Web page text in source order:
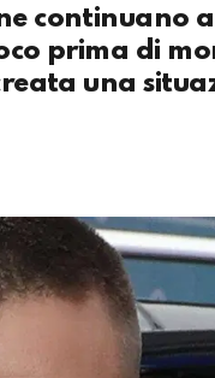
continuano
prima di
una